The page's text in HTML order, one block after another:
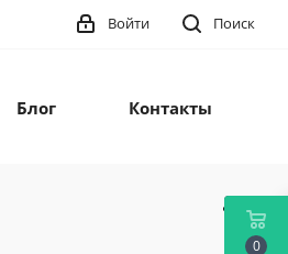
Поиск
Войти
Блог Контакты
0